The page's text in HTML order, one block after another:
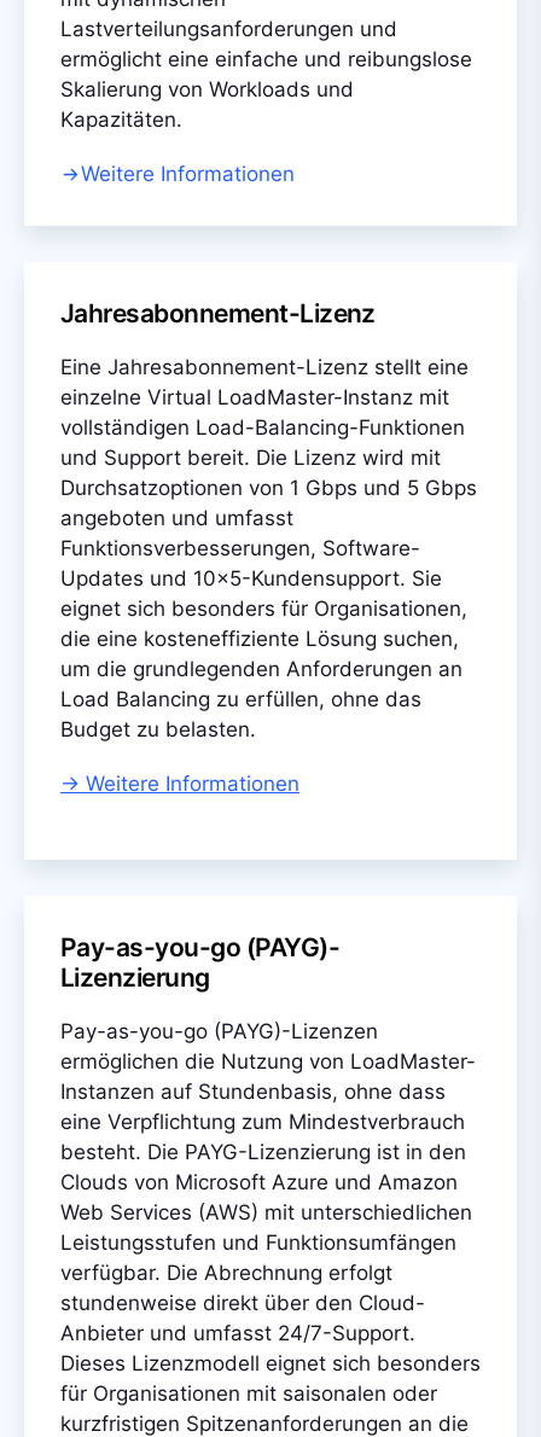
Lastverteilungsanforderungen und
ermöglicht eine einfache und reibungslose
Skalierung von Workloads und
Kapazitäten.
Weitere Informationen
Jahresabonnement-Lizenz
Eine Jahresabonnement-Lizenz stellt eine
einzelne Virtual LoadMaster-Instanz mit
vollständigen Load-Balancing-Funktionen
und Support bereit. Die Lizenz wird mit
Durchsatzoptionen von 1 Gbps und 5 Gbps
angeboten und umfasst
Funktionsverbesserungen, Software-
Updates und 10x5-Kundensupport. Sie
eignet sich besonders für Organisationen,
die eine kosteneffiziente Lösung suchen,
um die grundlegenden Anforderungen an
Load Balancing zu erfüllen, ohne das
Budget zu belasten.
-> Weitere Informationen
Pay-as-you-go (PAYG)-
Lizenzierung
Pay-as-you-go (PAYG)-Lizenzen
ermöglichen die Nutzung von LoadMaster-
Instanzen auf Stundenbasis, ohne dass
eine Verpflichtung zum Mindestverbrauch
besteht. Die PAYG-Lizenzierung ist in den
Clouds von Microsoft Azure und Amazon
Web Services (AWS) mit unterschiedlichen
Leistungsstufen und Funktionsumfängen
verfügbar. Die Abrechnung erfolgt
stundenweise direkt über den Cloud-
Anbieter und umfasst 24/7-Support.
Dieses Lizenzmodell eignet sich besonders
für Organisationen mit saisonalen oder
kurzfristigen Spitzenanforderungen an die